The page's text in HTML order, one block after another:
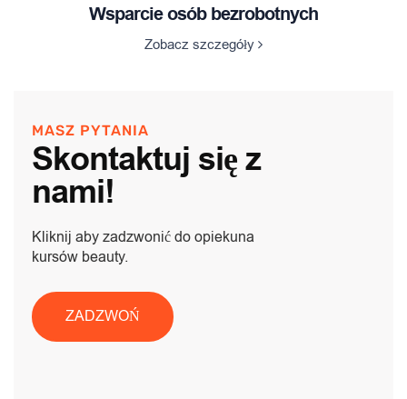
Wsparcie osób bezrobotnych
Zobacz szczegóły
MASZ PYTANIA
Skontaktuj się z
nami!
Kliknij aby zadzwonić do opiekuna
kursów beauty.
ZADZWOŃ